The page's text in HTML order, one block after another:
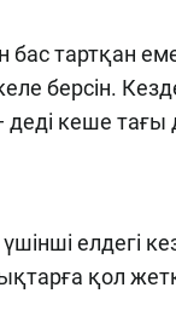
тартқан
берсін.
деді кеше
елдегі
қол